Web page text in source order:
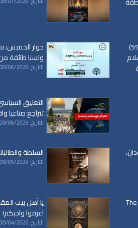
نظرة على الأحداث (596)
حوار الخميس:
ولسنا طائفة
التاريخ: 08/06/2026
التعليق
تتراجع صناعيا
التاريخ: 08/06/2026
السلطة
التاريخ: 08/05/2026
يا أهل بيت
اعرفوا واجبكم!
التاريخ: 08/04/2026